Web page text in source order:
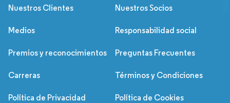
Nuestros Clientes Nuestros Socios
Medios Responsabilidad social
Premios y reconocimientos Preguntas Frecuentes
Carreras Términos y Condiciones
Política de Privacidad Política de Cookies